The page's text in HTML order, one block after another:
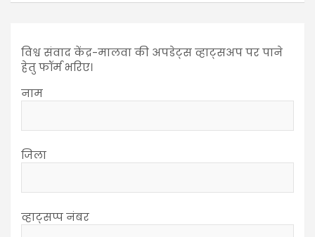
विश्व संवाद केंद्र-मालवा की अपडेट्स व्हाट्सअप पर पाने
हेतु फॉर्म भरिए।
नाम
जिला
व्हाट्सप्प नंबर